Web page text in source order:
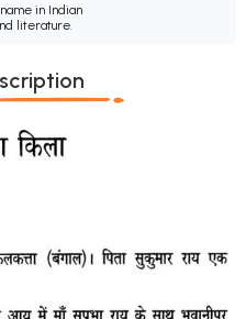
in Indian
literature.